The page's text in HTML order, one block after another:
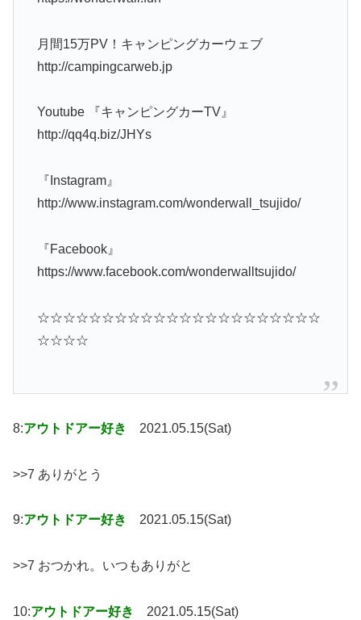
月間15万PV！キャンピングカーウェブ
http://campingcarweb.jp
Youtube 『キャンピングカーTV』
http://qq4q.biz/JHYs
『Instagram』
http://www.instagram.com/wonderwall_tsujido/
『Facebook』
https://www.facebook.com/wonderwalltsujido/
☆☆☆☆☆☆☆☆☆☆☆☆☆☆☆☆☆☆☆☆☆☆
☆☆☆☆
8:アウトドアー好き 2021.05.15(Sat)
>>7 ありがとう
9:アウトドアー好き 2021.05.15(Sat)
>>7 おつかれ。いつもありがと
10:アウトドアー好き 2021.05.15(Sat)